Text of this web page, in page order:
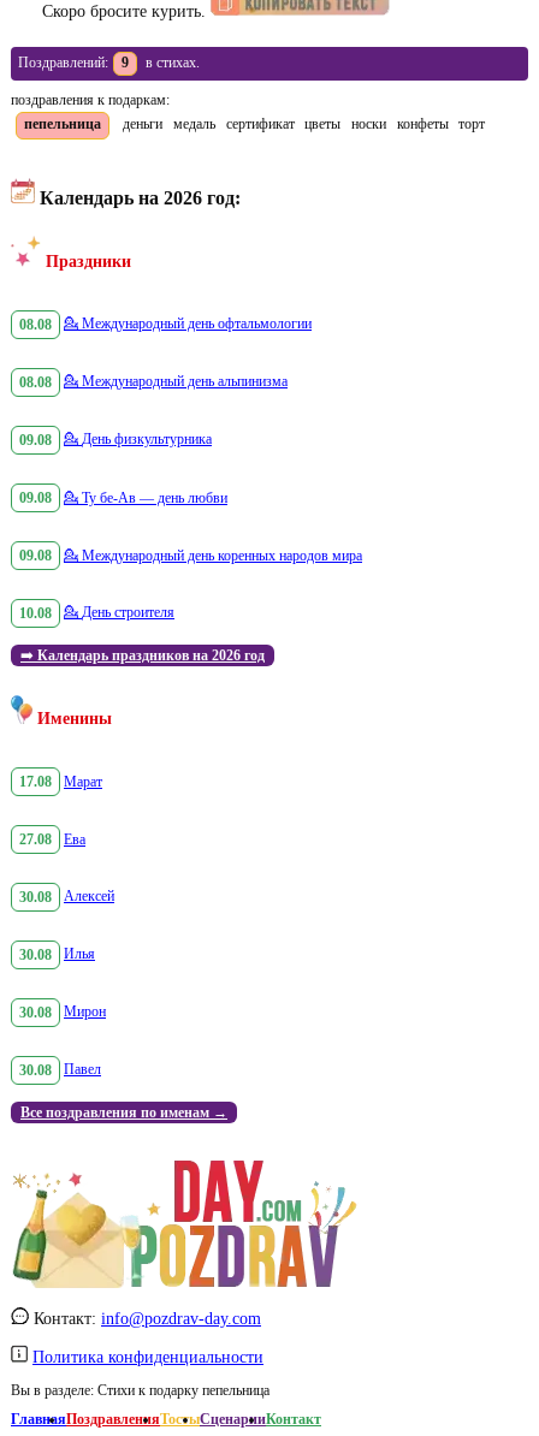
Скоро бросите курить.
Поздравлений: 9 в стихах.
поздравления к подаркам:
пепельница
деньги медаль сертификат цветы носки конфеты торт
Календарь на 2026 год:
Праздники
08.08 💁 Международный день офтальмологии
08.08 💁 Международный день альпинизма
09.08 💁 День физкультурника
09.08 💁 Ту бе-Ав — день любви
09.08 💁 Международный день коренных народов мира
10.08 💁 День строителя
➡️ Календарь праздников на 2026 год
Именины
17.08 Марат
27.08 Ева
30.08 Алексей
30.08 Илья
30.08 Мирон
30.08 Павел
Все поздравления по именам →
Контакт: info@pozdrav-day.com
Политика конфиденциальности
Вы в разделе: Стихи к подарку пепельница
ГлавнаяПоздравленияТостыСценарииКонтакт